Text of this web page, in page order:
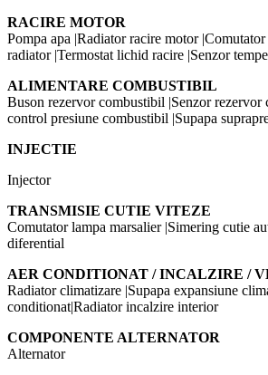
RACIRE MOTOR
Pompa apa |Radiator racire motor
radiator |Termostat lichid racire |Senzor
ALIMENTARE COMBUSTIBIL
Buson rezervor combustibil |Senzor rezervor
control presiune combustibil |Supapa
INJECTIE
Injector
TRANSMISIE CUTIE VITEZE
Comutator lampa marsalier |Simering cutie
diferential
AER CONDITIONAT / INCALZIRE /
Radiator climatizare |Supapa expansiune
conditionat|Radiator incalzire interior
COMPONENTE ALTERNATOR
Alternator